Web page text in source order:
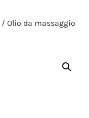
/ Olio da massaggio